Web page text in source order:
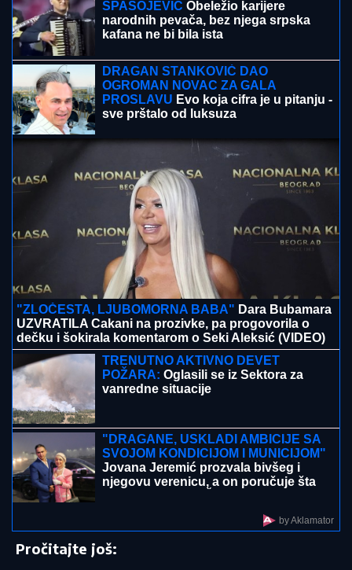
DRAMA U ČAČKUEksplodirala plinska boca, teško
povređen muškarac
IZMENA SAOBRAĆAJA ZBOG
SVEČANOG DEFILEA I
FOLKLORISTA:Manifestacija
"Međunarodi susreti u Obrenovcu"
VERICA RAKOČEVIĆ I VELJKO
PRAVE BAZEN U VILI NA AVALI
Imanje vredi milione, a sada podelili
snimak iz dvorišta: Bagerista uveliko
izvodi radove (Video)
FOLK PEVAČICA POSETILA RODNO MESTO NA
Pokazala kuću u kojoj je odrasla, a malo ko
zna da je pre estrade radila kao NASTAVNICA: "Svaki
put plačem" (VIDEO)
"VOLIM STARIJE DEVOJKE"
Mina i
BRAKU, pa OPLELI po rijaliti
učesnicima: "Ledena kraljica je
opelješila deda Daneta (VIDEO)